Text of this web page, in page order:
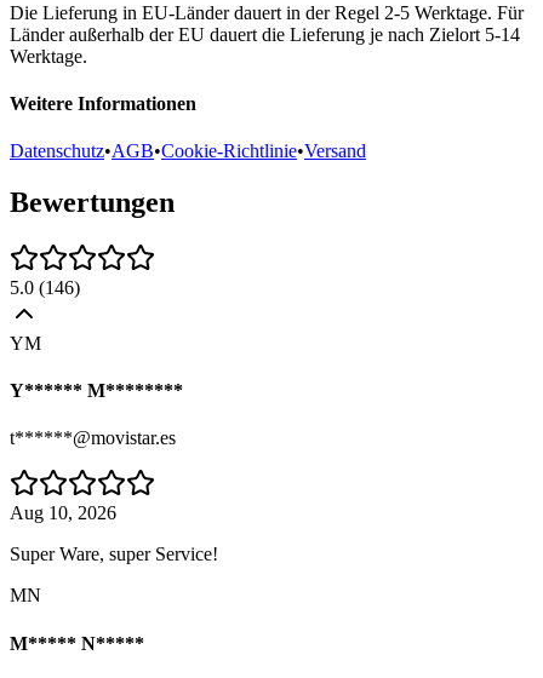
Die Lieferung in EU-Länder dauert in der Regel 2-5 Werktage. Für
Länder außerhalb der EU dauert die Lieferung je nach Zielort 5-14
Werktage.
Weitere Informationen
Datenschutz•AGB•Cookie-Richtlinie•Versand
Bewertungen
5.0 (146)
YM
Y****** M********
t******@movistar.es
Aug 10, 2026
Super Ware, super Service!
MN
M***** N*****